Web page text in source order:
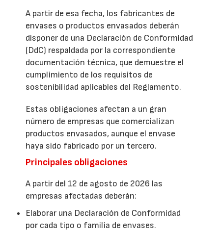
A partir de esa fecha, los fabricantes de
envases o productos envasados deberán
disponer de una Declaración de Conformidad
(DdC) respaldada por la correspondiente
documentación técnica, que demuestre el
cumplimiento de los requisitos de
sostenibilidad aplicables del Reglamento.
Estas obligaciones afectan a un gran
número de empresas que comercializan
productos envasados, aunque el envase
haya sido fabricado por un tercero.
Principales obligaciones
A partir del 12 de agosto de 2026 las
empresas afectadas deberán:
Elaborar una Declaración de Conformidad
por cada tipo o familia de envases.